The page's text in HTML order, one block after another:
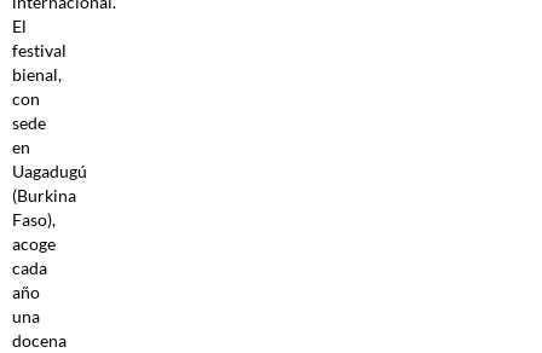
El
festival
bienal,
con
sede
en
Uagadugú
(Burkina
Faso),
acoge
cada
año
una
docena